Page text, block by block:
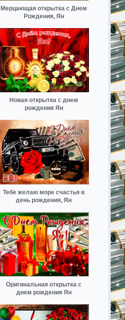
Мерцающая открытка с Днем
Рождения, Ян
Новая открытка с днем
рождения Ян
Тебе желаю море счастья в
день рождения, Ян
Оригинальная открытка с
днем рождения Ян